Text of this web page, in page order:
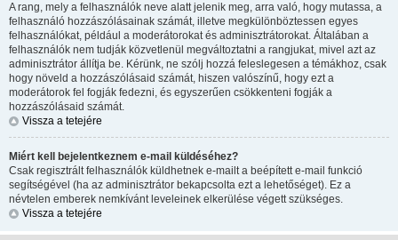
A rang, mely a felhasználók neve alatt jelenik meg, arra való, hogy mutassa, a
felhasználó hozzászólásainak számát, illetve megkülönböztessen egyes
felhasználókat, például a moderátorokat és adminisztrátorokat. Általában a
felhasználók nem tudják közvetlenül megváltoztatni a rangjukat, mivel azt az
adminisztrátor állítja be. Kérünk, ne szólj hozzá feleslegesen a témákhoz, csak
hogy növeld a hozzászólásaid számát, hiszen valószínű, hogy ezt a
moderátorok fel fogják fedezni, és egyszerűen csökkenteni fogják a
hozzászólásaid számát.
Vissza a tetejére
Miért kell bejelentkeznem e-mail küldéséhez?
Csak regisztrált felhasználók küldhetnek e-mailt a beépített e-mail funkció
segítségével (ha az adminisztrátor bekapcsolta ezt a lehetőséget). Ez a
névtelen emberek nemkívánt leveleinek elkerülése végett szükséges.
Vissza a tetejére